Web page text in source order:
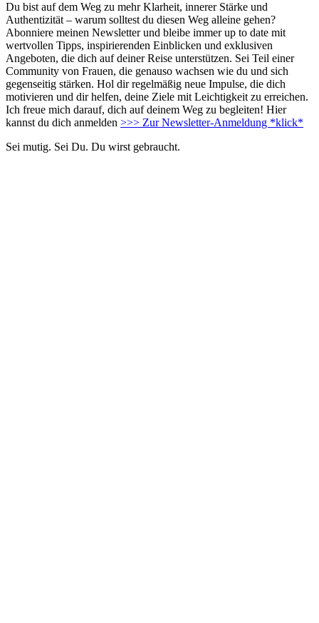
Du bist auf dem Weg zu mehr Klarheit, innerer Stärke und
Authentizität – warum solltest du diesen Weg alleine gehen?
Abonniere meinen Newsletter und bleibe immer up to date mit
wertvollen Tipps, inspirierenden Einblicken und exklusiven
Angeboten, die dich auf deiner Reise unterstützen. Sei Teil einer
Community von Frauen, die genauso wachsen wie du und sich
gegenseitig stärken. Hol dir regelmäßig neue Impulse, die dich
motivieren und dir helfen, deine Ziele mit Leichtigkeit zu erreichen.
Ich freue mich darauf, dich auf deinem Weg zu begleiten! Hier
kannst du dich anmelden >>> Zur Newsletter-Anmeldung *klick*
Sei mutig. Sei Du. Du wirst gebraucht.